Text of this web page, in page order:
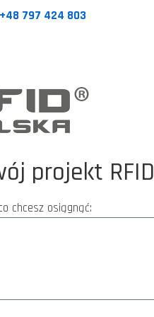
+48 797 424 803
projekt RFID
chcesz osiągnąć: